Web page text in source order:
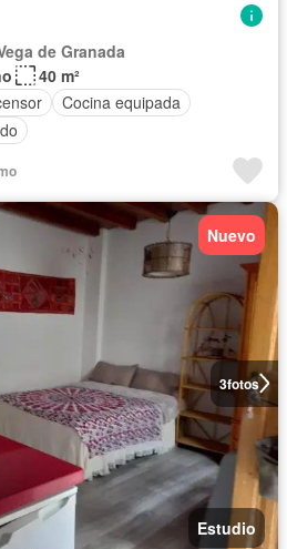
de Granada
40 m²
Cocina equipada
3fotos
Nuevo
Estudio